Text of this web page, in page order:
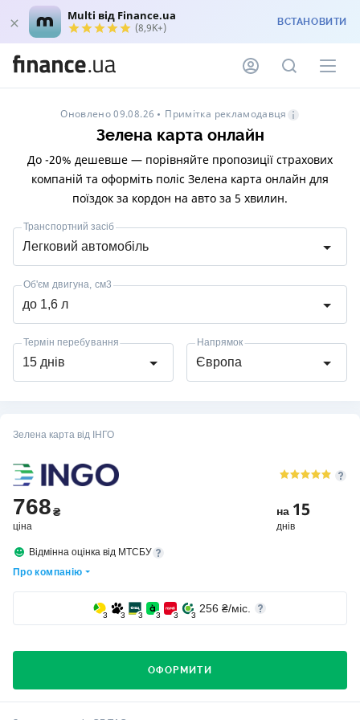
Multi від Finance.ua
(8,9K+) ВСТАНОВИТИ
Оновлено 09.08.26 Примітка рекламодавця
Зелена карта онлайн
До -20% дешевше — порівняйте пропозиції страхових
компаній та оформіть поліс Зелена карта онлайн для
поїздок за кордон на авто за 5 хвилин.
Легковий автомобіль
Транспортний засіб
до 1,6 л
Об'єм двигуна, см3
15 днів
Термін перебування
Європа
Напрямок
Зелена карта від ІНГО
768₴
ціна
на 15
днів
Відмінна оцінка від МТСБУ
Про компанію
3 3 3 3 3 3
256 ₴/міс.
ОФОРМИТИ
Хто вибирає страхову компанію ІНГО?